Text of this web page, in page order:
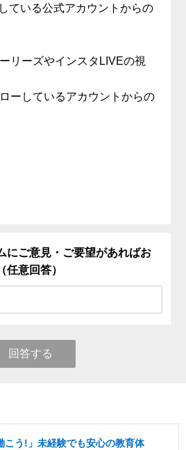
ている公式アカウントからの
リーズやインスタLIVEの視
ーしているアカウントからの
にご意見・ご要望があればお
任意回答）
回答する
こう!」未経験でも安心の教育体